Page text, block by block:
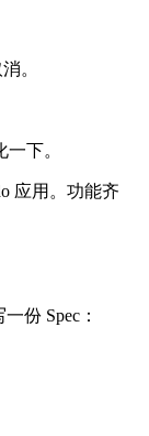
。
下。
应用。功能齐
份 Spec：